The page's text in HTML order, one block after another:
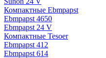
Компактные Ebmpapst
Ebmpapst 4650
Ebmpapst 24 V
Компактные Tesoer
Ebmpapst 412
Ebmpapst 614